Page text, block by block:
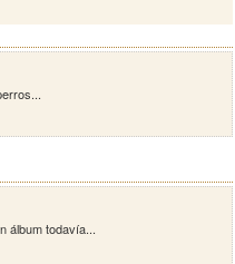
álbum todavía...